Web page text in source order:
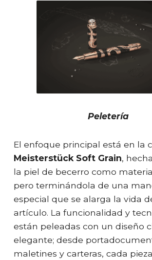
Peletería
El enfoque principal está en la
Meisterstück Soft Grain,
la piel de becerro como
pero terminándola de una
especial que se alarga la vida
artículo. La funcionalidad y
están peleadas con un diseño
elegante; desde
maletines y carteras, cada